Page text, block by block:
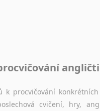
k procvičování
cvičení, hry,